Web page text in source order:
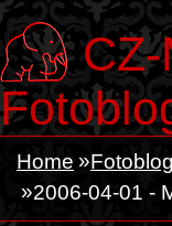
Home Fotoblog
2006-04-01 -